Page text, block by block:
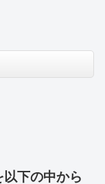
下の中から